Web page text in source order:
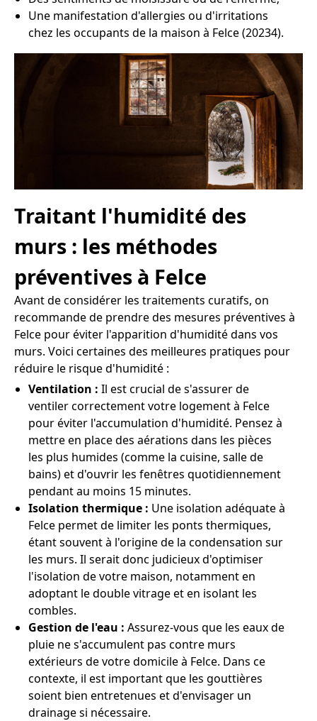
Une manifestation d'allergies ou d'irritations
chez les occupants de la maison à Felce (20234).
Traitant l'humidité des
murs : les méthodes
préventives à Felce
Avant de considérer les traitements curatifs, on
recommande de prendre des mesures préventives à
Felce pour éviter l'apparition d'humidité dans vos
murs. Voici certaines des meilleures pratiques pour
réduire le risque d'humidité :
Ventilation : Il est crucial de s'assurer de
ventiler correctement votre logement à Felce
pour éviter l'accumulation d'humidité. Pensez à
mettre en place des aérations dans les pièces
les plus humides (comme la cuisine, salle de
bains) et d'ouvrir les fenêtres quotidiennement
pendant au moins 15 minutes.
Isolation thermique : Une isolation adéquate à
Felce permet de limiter les ponts thermiques,
étant souvent à l'origine de la condensation sur
les murs. Il serait donc judicieux d'optimiser
l'isolation de votre maison, notamment en
adoptant le double vitrage et en isolant les
combles.
Gestion de l'eau : Assurez-vous que les eaux de
pluie ne s'accumulent pas contre murs
extérieurs de votre domicile à Felce. Dans ce
contexte, il est important que les gouttières
soient bien entretenues et d'envisager un
drainage si nécessaire.